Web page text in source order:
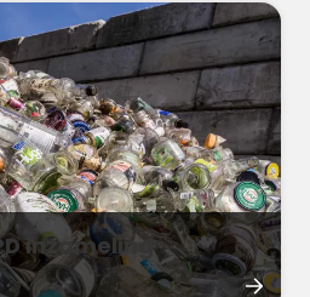
inzameling